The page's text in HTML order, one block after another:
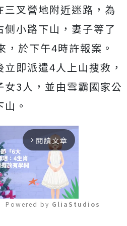
叉營地附近迷路，為
小路下山，妻子等了
於下午4時許報案。
即派遣4人上山搜救，
3人，並由雪霸國家公
。
arrow_forward_ios 閱讀文章
Powered by GliaStudios